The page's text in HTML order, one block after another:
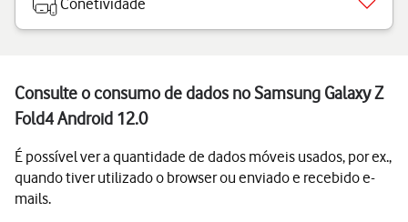
Conetividade
Consulte o consumo de dados no Samsung Galaxy Z
Fold4 Android 12.0
É possível ver a quantidade de dados móveis usados, por ex.,
quando tiver utilizado o browser ou enviado e recebido e-
mails.